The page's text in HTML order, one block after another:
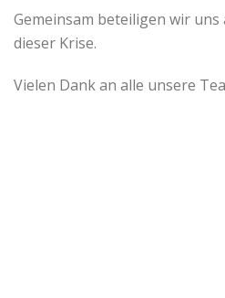
Gemeinsam beteiligen wir
dieser Krise.
Vielen Dank an alle unsere